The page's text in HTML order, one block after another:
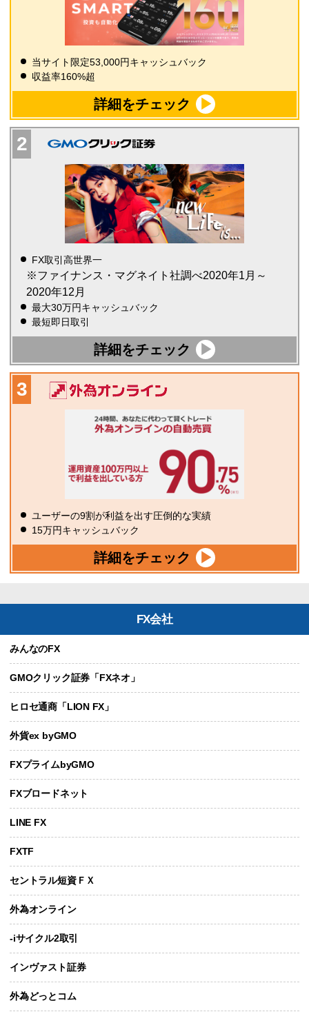
当サイト限定53,000円キャッシュバック
収益率160%超
詳細をチェック
FX取引高世界一
※ファイナンス・マグネイト社調べ2020年1月～
2020年12月
最大30万円キャッシュバック
最短即日取引
詳細をチェック
ユーザーの9割が利益を出す圧倒的な実績
15万円キャッシュバック
詳細をチェック
FX会社
みんなのFX
GMOクリック証券「FXネオ」
ヒロセ通商「LION FX」
外貨ex byGMO
FXプライムbyGMO
FXブロードネット
LINE FX
FXTF
セントラル短資ＦＸ
外為オンライン
-iサイクル2取引
インヴァスト証券
外為どっとコム